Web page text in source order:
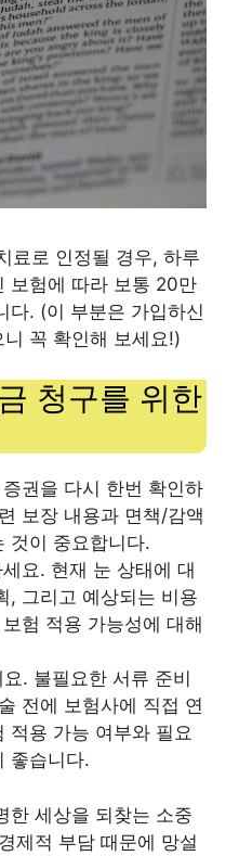
료로 인정될 경우, 하루
보험에 따라 보통 20만
다. (이 부분은 가입하신
꼭 확인해 보세요!)
청구를 위한
권을 다시 한번 확인하
보장 내용과 면책/감액
것이 중요합니다.
요. 현재 눈 상태에 대
, 그리고 예상되는 비용
험 적용 가능성에 대해
. 불필요한 서류 준비
전에 보험사에 직접 연
적용 가능 여부와 필요
좋습니다.
한 세상을 되찾는 소중
제적 부담 때문에 망설